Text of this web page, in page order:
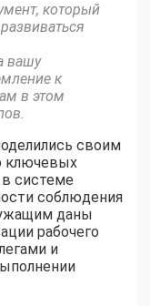
который
вашу
к
в этом
своим
ключевых
системе
соблюдения
даны
рабочего
и